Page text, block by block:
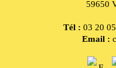
59650
Tél : 03 20
Email :